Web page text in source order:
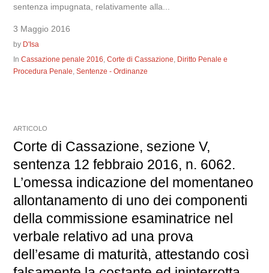
sentenza impugnata, relativamente alla...
3 Maggio 2016
by D'Isa
InCassazione penale 2016,Corte di Cassazione, Diritto Penale e
Procedura Penale,Sentenze - Ordinanze
ARTICOLO
Corte di Cassazione, sezione V,
sentenza 12 febbraio 2016, n. 6062.
L’omessa indicazione del momentaneo
allontanamento di uno dei componenti
della commissione esaminatrice nel
verbale relativo ad una prova
dell’esame di maturità, attestando così